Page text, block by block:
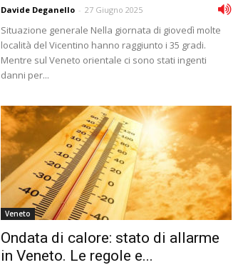
Davide Deganello - 27 Giugno 2025
Situazione generale Nella giornata di giovedì molte
località del Vicentino hanno raggiunto i 35 gradi.
Mentre sul Veneto orientale ci sono stati ingenti
danni per...
Veneto
Ondata di calore: stato di allarme
in Veneto. Le regole e...